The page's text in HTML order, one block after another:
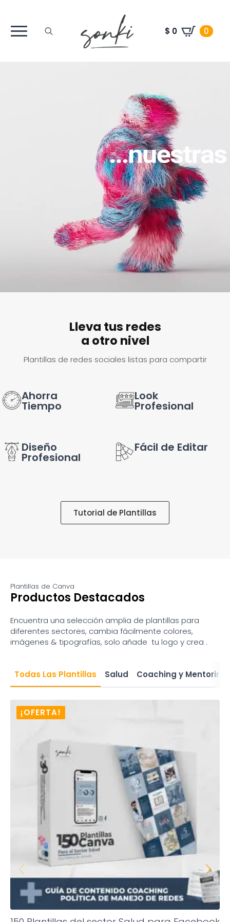
$ 0 0
Lleva tus redes
a otro nivel
Plantillas de redes sociales listas para compartir
Ahorra
Tiempo
Look
Profesional
Diseño
Profesional
Fácil de Editar
Tutorial de Plantillas
Plantillas de Canva
Productos Destacados
Encuentra una selección amplia de plantillas para
diferentes sectores, cambia fácilmente colores,
imágenes & tipografías, solo añade tu logo y crea .
Todas Las Plantillas Salud Coaching y Mentoring
¡OFERTA!